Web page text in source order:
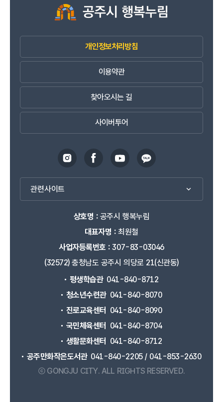
개인정보처리방침
이용약관
찾아오시는 길
사이버투어
관련사이트
상호명 :공주시 행복누림
대표자명 :최원철
사업자등록번호 :307-83-03046
(32572) 충청남도 공주시 의당로 21(신관동)
평생학습관 041-840-8712
청소년수련관 041-840-8070
진로교육센터
041-840-8090
국민체육센터
041-840-8704
생활문화센터
041-840-8712
공주만화작은도서관 041-840-2205 / 041-853-2630
ⓒ GONGJU CITY. ALL RIGHTS RESERVED.